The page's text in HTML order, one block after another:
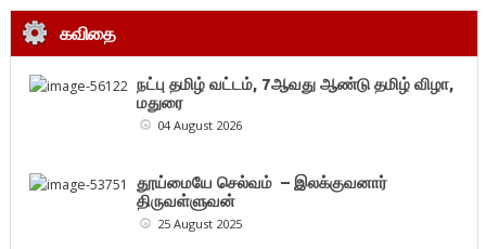
கவிதை
நட்பு தமிழ் வட்டம், 7ஆவது ஆண்டு தமிழ் விழா,
மதுரை
04 August 2026
தூய்மையே செல்வம் – இலக்குவனார்
திருவள்ளுவன்
25 August 2025